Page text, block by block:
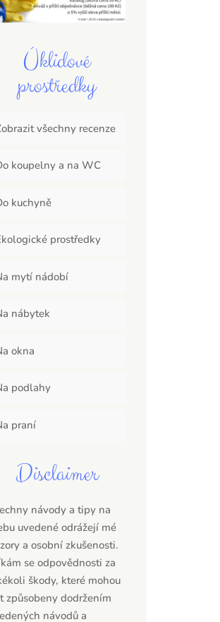
Úklidové
prostředky
všechny recenze
koupelny a na WC
kuchyně
prostředky
mytí nádobí
nábytek
okna
podlahy
praní
Disclaimer
návody a tipy na
uvedené odrážejí mé
a osobní zkušenosti.
se odpovědnosti za
škody, které mohou
způsobeny dodržením
návodů a